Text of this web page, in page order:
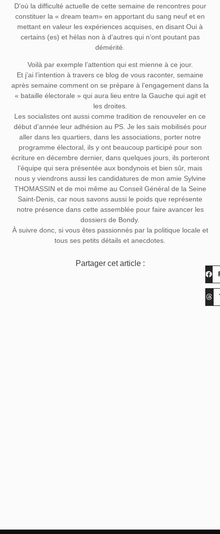
D’où la difficulté actuelle de cette semaine de rencontres pour
constituer la « dream team» en apportant du sang neuf et en
mettant en valeur les expériences acquises, en disant Oui à
certains (es) et hélas non à d’autres qui n’ont poutant pas
démérité.
Voilà par exemple l’attention qui est mienne à ce jour.
Et j’ai l’intention à travers ce blog de vous raconter, semaine
après semaine comment on se prépare à l’engagement dans la
« bataille électorale » qui aura lieu entre la Gauche qui agit et
les droites.
Les socialistes ont aussi comme tradition de renouveler en ce
début d’année leur adhésion au PS. Je les sais mobilisés pour
aller dans les quartiers, dans les associations, porter notre
programme électoral, ils y ont beaucoup participé pour son
écriture en décembre dernier, dans quelques jours, ils porteront
l’équipe qui sera présentée aux bondynois et bien sûr, mais
nous y viendrons aussi les candidatures de mon amie Sylvine
THOMASSIN et de moi même au Conseil Général de la Seine
Saint-Denis, car nous savons aussi le poids que représente
notre présence dans cette assemblée pour faire avancer les
dossiers de Bondy.
À suivre donc, si vous êtes passionnés par la politique locale et
tous ses petits détails et anecdotes.
Partager cet article :